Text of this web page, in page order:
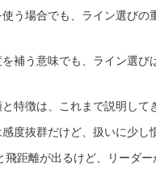
う場合でも、ライン選びの
補う意味でも、ライン選び
特徴は、これまで説明して
度抜群だけど、扱いに少し
飛距離が出るけど、リーダ